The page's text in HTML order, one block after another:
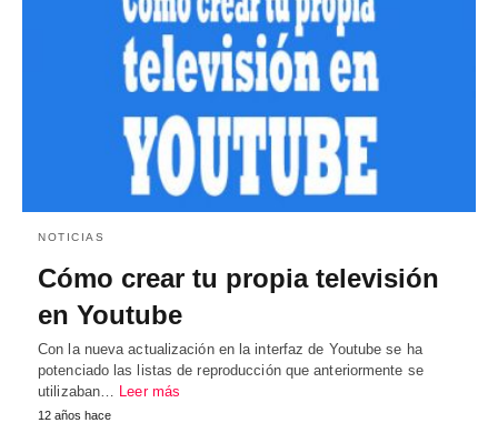
NOTICIAS
Cómo crear tu propia televisión
en Youtube
Con la nueva actualización en la interfaz de Youtube se ha
potenciado las listas de reproducción que anteriormente se
utilizaban… Leer más
12 años hace